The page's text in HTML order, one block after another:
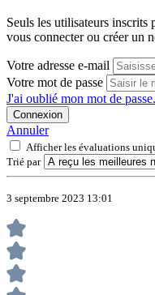
Seuls les utilisateurs inscrits
vous connecter ou créer un
Votre adresse e-mail
Votre mot de passe
J'ai oublié mon mot de passe.
Connexion
Annuler
Afficher les évaluations
Trié par
3 septembre 2023 13:01